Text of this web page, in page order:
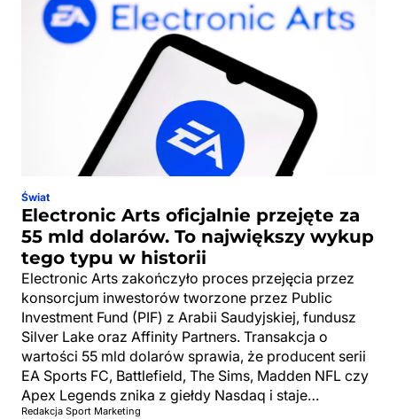
Świat
Electronic Arts oficjalnie przejęte za
55 mld dolarów. To największy wykup
tego typu w historii
Electronic Arts zakończyło proces przejęcia przez
konsorcjum inwestorów tworzone przez Public
Investment Fund (PIF) z Arabii Saudyjskiej, fundusz
Silver Lake oraz Affinity Partners. Transakcja o
wartości 55 mld dolarów sprawia, że producent serii
EA Sports FC, Battlefield, The Sims, Madden NFL czy
Apex Legends znika z giełdy Nasdaq i staje…
Redakcja Sport Marketing